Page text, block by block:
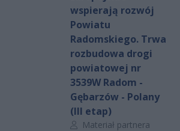
wspierają rozwój
Powiatu
Radomskiego. Trwa
rozbudowa drogi
powiatowej nr
3539W Radom -
Gębarzów - Polany
(III etap)
Autor artykułu:
Materiał partnera